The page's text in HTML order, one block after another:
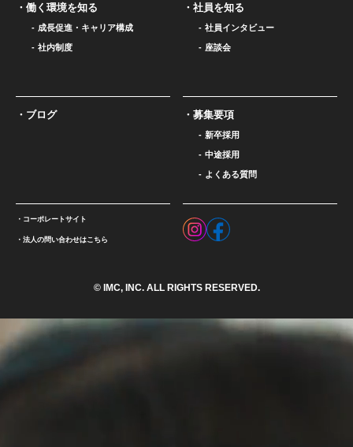
働く環境を知る
成長促進・キャリア構成
社内制度
社員を知る
社員インタビュー
座談会
ブログ 募集要項
新卒採用
中途採用
よくある質問
コーポレートサイト
法人の問い合わせはこちら
© IMC, INC. ALL RIGHTS RESERVED.